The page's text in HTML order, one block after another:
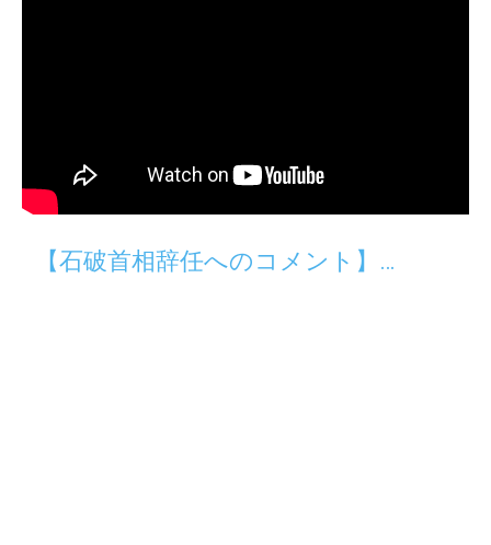
【石破首相辞任へのコメント】…